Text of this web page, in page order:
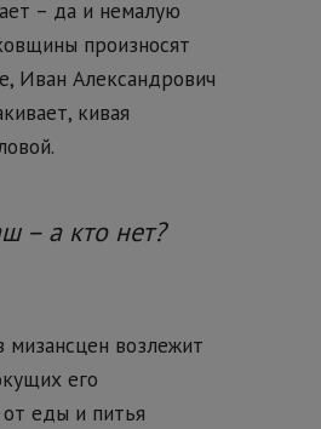
– да и немалую
произносят
Иван Александрович
кивая
– а кто нет?
возлежит
его
еды и питья